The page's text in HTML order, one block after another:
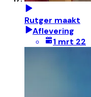
Rutger maakt
Aflevering
1 mrt 22